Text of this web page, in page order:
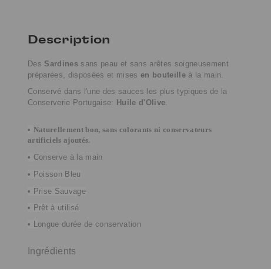
Description
Des Sardinessans peau et sans arêtes soigneusement
préparées, disposées et mises en bouteilleà la main.
Conservé dans l'une des sauces les plus typiques de la
Conserverie Portugaise:
Huile d'Olive
• Naturellement bon, sans colorants ni conservateurs
artificiels ajoutés.
• Conserve à la main
• Poisson Bleu
• Prise Sauvage
• Prêt à utilisé
• L ongue durée de conservation
Ingrédients